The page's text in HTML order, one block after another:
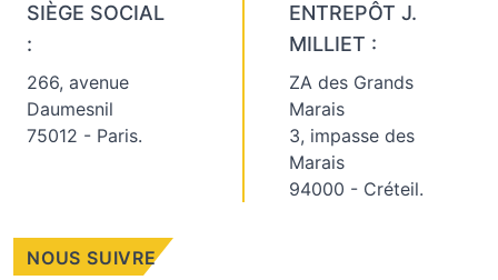
SIÈGE SOCIAL
:
266, avenue
Daumesnil
75012 - Paris.
ENTREPÔT J.
MILLIET :
ZA des Grands
Marais
3, impasse des
Marais
94000 - Créteil.
NOUS SUIVRE